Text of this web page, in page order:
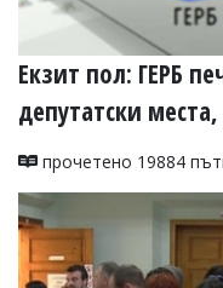
Екзит пол: ГЕРБ
депутатски
прочетено 19884